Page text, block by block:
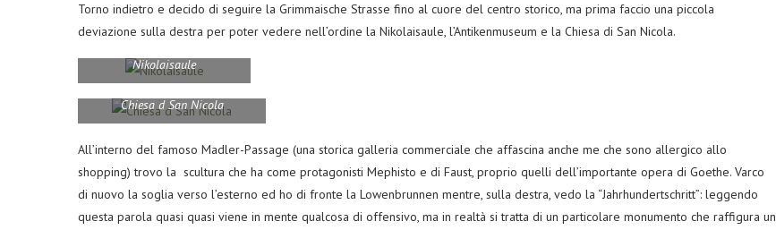
Torno indietro e decido di seguire la Grimmaische Strasse fino al cuore del centro storico, ma prima faccio una piccola
deviazione sulla destra per poter vedere nell’ordine la Nikolaisaule, l’Antikenmuseum e la Chiesa di San Nicola.
Nikolaisaule
Chiesa d San Nicola
All’interno del famoso Madler-Passage (una storica galleria commerciale che affascina anche me che sono allergico allo
shopping) trovo la scultura che ha come protagonisti Mephisto e di Faust, proprio quelli dell’importante opera di Goethe. Varco
di nuovo la soglia verso l’esterno ed ho di fronte la Lowenbrunnen mentre, sulla destra, vedo la “Jahrhundertschritt”: leggendo
questa parola quasi quasi viene in mente qualcosa di offensivo, ma in realtà si tratta di un particolare monumento che raffigura un